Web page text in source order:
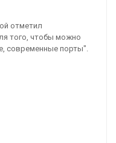
отметил
того, чтобы можно
современные порты".